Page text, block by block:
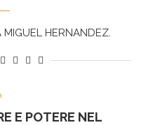
MIGUEL HERNANDEZ.
E POTERE NEL